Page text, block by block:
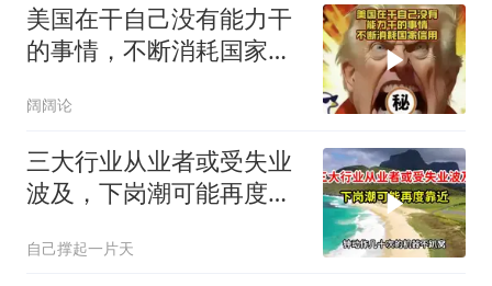
美国在干自己没有能力干
的事情，不断消耗国家信
阔阔论
三大行业从业者或受失业
波及，下岗潮可能再度靠
自己撑起一片天